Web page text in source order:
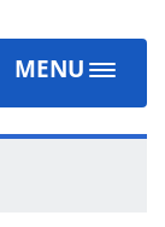
MENU
Toggle